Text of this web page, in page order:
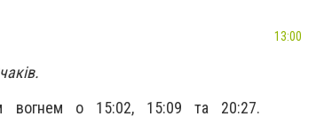
вогнем о 15:02, 15:09 та 20:27.
13:00